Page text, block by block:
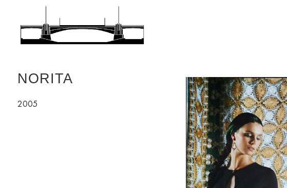
NORITA
2005
NORITA